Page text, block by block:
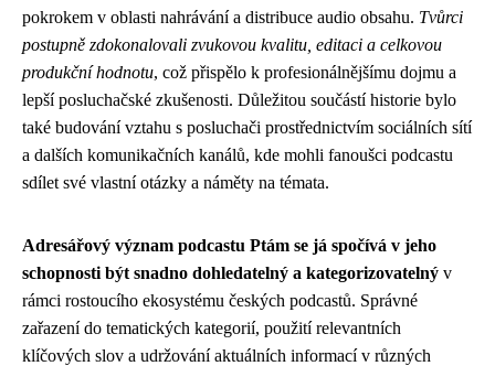
pokrokem v oblasti nahrávání a distribuce audio obsahu. Tvůrci
postupně zdokonalovali zvukovou kvalitu, editaci a celkovou
produkční hodnotu, což přispělo k profesionálnějšímu dojmu a
lepší posluchačské zkušenosti. Důležitou součástí historie bylo
také budování vztahu s posluchači prostřednictvím sociálních sítí
a dalších komunikačních kanálů, kde mohli fanoušci podcastu
sdílet své vlastní otázky a náměty na témata.
Adresářový význam podcastu Ptám se já spočívá v jeho
schopnosti být snadno dohledatelný a kategorizovatelný v
rámci rostoucího ekosystému českých podcastů. Správné
zařazení do tematických kategorií, použití relevantních
klíčových slov a udržování aktuálních informací v různých